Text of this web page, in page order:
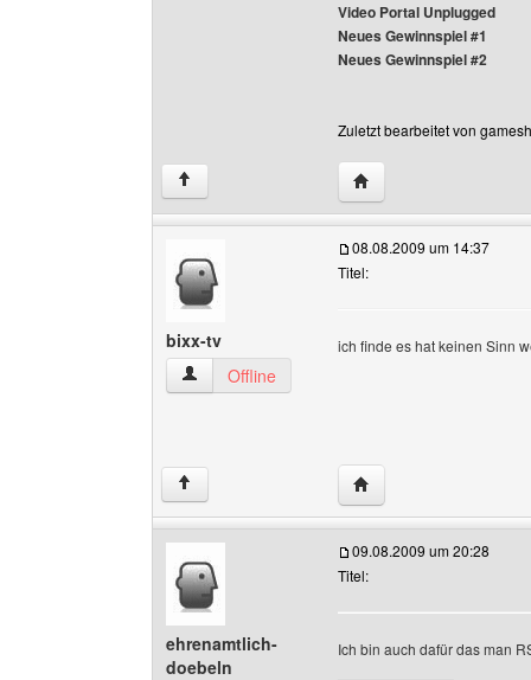
Video Portal Unplugged
Neues Gewinnspiel #1
Neues Gewinnspiel #2
Zuletzt bearbeitet von
↑ Website dieses
bixx-tv
bixx-tv Benutzer-Profile anzeigen
Offline
08.08.2009 um 14:37
Titel:
ich finde es hat keinen Sinn
↑ Website dieses
ehrenamtlich-
doebeln
09.08.2009 um 20:28
Titel:
Ich bin auch dafür das man